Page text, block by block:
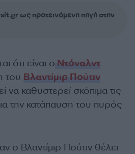
ως προτεινόμενη πηγή στην
ότι είναι ο Ντόναλντ
του Βλαντίμιρ Πούτιν
να καθυστερεί σκόπιμα τις
την κατάπαυση του πυρός
Βλαντίμιρ Πούτιν θέλει